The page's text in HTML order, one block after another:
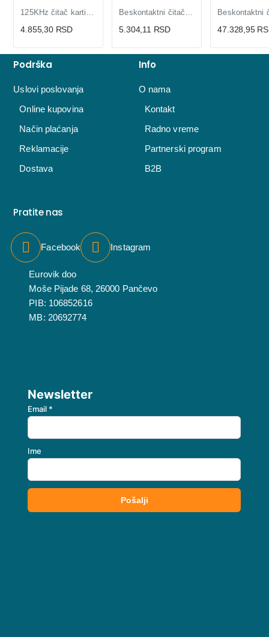
4.855,30 RSD 5.304,11 RSD 47.328,95
Podrška
Uslovi poslovanja
Online kupovina
Način plaćanja
Reklamacije
Dostava
Info
O nama
Kontakt
Radno vreme
Partnerski program
B2B
Pratite nas
Facebook Instagram
Eurovik doo
Moše Pijade 68, 26000 Pančevo
PIB: 106852616
MB: 20692774